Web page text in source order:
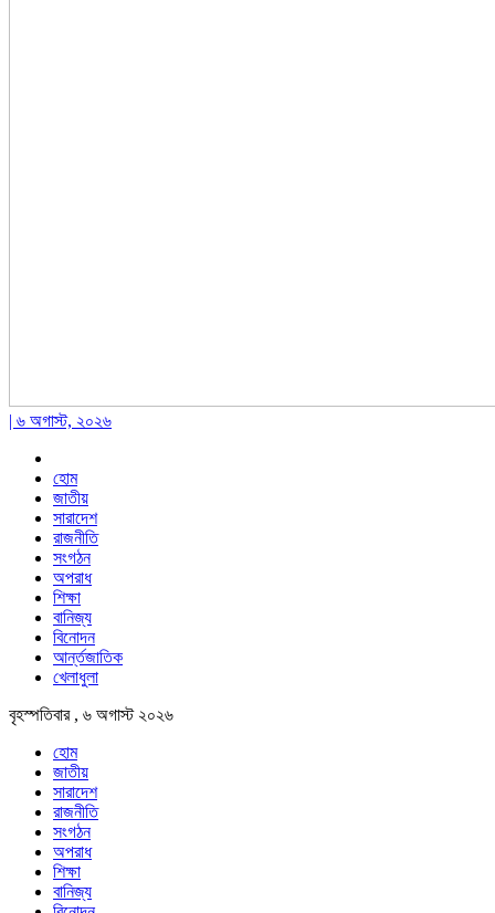
| ৬ অগাস্ট, ২০২৬
হোম
জাতীয়
সারাদেশ
রাজনীতি
সংগঠন
অপরাধ
শিক্ষা
বানিজ্য
বিনোদন
আর্ন্তজাতিক
খেলাধুলা
বৃহস্পতিবার , ৬ অগাস্ট ২০২৬
হোম
জাতীয়
সারাদেশ
রাজনীতি
সংগঠন
অপরাধ
শিক্ষা
বানিজ্য